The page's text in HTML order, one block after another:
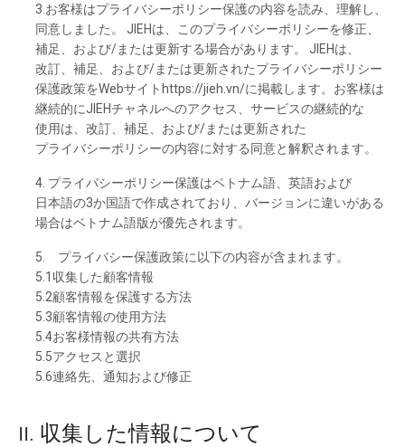
3.お客様はプライバシーポリシー保護の内容を読み、 理解し、
同意し ました 。 JIEHは、このプライバシーポリシーを修正、
補足、 および/または更新する場合があります。 JIEHは、
改訂、 補足、 および/または更新さ れたプライバシーポリシー
保護政策をWebサイト https://jieh.vn/に掲載し ます。 お客様は
継続的にJIEHチャネルへのアクセス、 サービスの継続的な
使用は、 改訂、 補足、 および/または更新さ れた
プライバシーポリシーの内容に対する 同意と解釈さ れます。
4. プライバシーポリシー保護はベトナム語、 英語および
日本語の3か国語で作成さ れており、 バージョンに違いがある
場合はベトナム語版が優先さ れます。
5. プライバシー保護政策に 以下の内容が含まれます。
5.1収集した顧客情報
5.2顧客情報を保護する方法
5.3顧客情報の使用方法
5.4お客様情報の共有方法
5.5アクセスと選択
5.6連絡先、 通知および修正
II. 収集した情報について